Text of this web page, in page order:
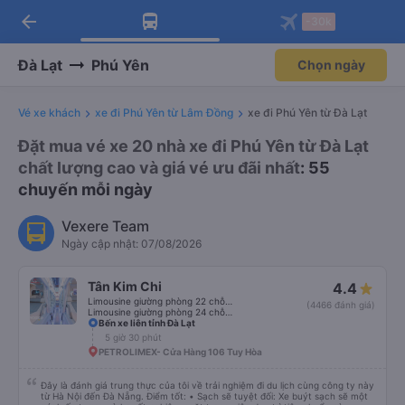
Tải app Vexere ngay!
Nhận ưu đãi thành viên độc
Mở app
Tải app Vexere
-30k/ghế khi đặt vé máy bay qua
Mở app
arrow_back
Đà Lạt Phú Yên Chọn ngày
Vé xe khách xe đi Phú Yên từ Lâm Đồng xe đi Phú Yên từ Đà Lạt
Đặt mua vé xe 20 nhà xe đi Phú Yên từ Đà Lạt
chất lượng cao và giá vé ưu đãi nhất: 55
chuyến mỗi ngày
Vexere Team
Ngày cập nhật: 07/08/2026
Tân Kim Chi 4.4
(4466 đánh giá)
Bến xe liên tỉnh Đà Lạt
5 giờ 30 phút
PETROLIMEX- Cửa Hàng 106 Tuy Hòa
Đây là đánh giá trung thực của tôi về trải nghiệm đi du lịch cùng công ty này
từ Hà Nội đến Đà Nẵng. Điểm tốt: • Sạch sẽ tuyệt đối: Xe buýt sạch sẽ một